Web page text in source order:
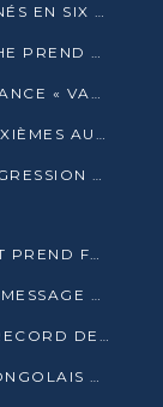
PRÈS DE 700 000 EVP MANUTENTIONNÉS EN SIX MOIS PAR CONGO TERMINAL
RNP : DJOUBE NGOH CHARNEL BERICHE PREND LES RÊNES DU PARTI
BURKINA FASO : LE GOUVERNEMENT LANCE « VACANCES UTILES 2026 » POUR FORMER LES ÉLÈVES À 15 MÉTIERS
LES DIABLES ROUGES TERMINENT DEUXIÈMES AU CHAMPIONNAT D’AFRIQUE ZONE 3
66 ANS D’INDEPENDANCE, 30 ANS D’AGRESSION RWAN DAISE : 4 PRESIDENCES, UN ECHEC COLLECTIF
DES MERS
CONSTANT SERGE BOUNDA PORTE LE MESSAGE DE COMPASSION DE DENIS SASSOU NGUESSO EN IRAN
CONGO TERMINAL BAT UN NOUVEAU RECORD DE PRODUCTIVITÉ AU PORT DE POINTE-NOIRE
LA SNPC ACCOMPAGNE SIX JEUNES CONGOLAIS AUX OLYMPIADES PANAFRICAINES DE MATHÉMATIQUES